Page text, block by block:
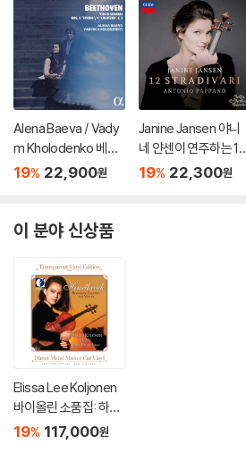
Alena Baeva / Vady
m Kholodenko 베토
벤: 바이올린 소나타 5
lin Sonatas Nos. 5 "S
19% 22,900원
Janine Jansen 야니
네 얀센이 연주하는 12
개의 스트라디바리 (12
19% 22,300원
이 분야 신상품
Elissa Lee Koljonen
바이올린 소품집: 하트
브레이크 (Heartbrea
19% 117,000원